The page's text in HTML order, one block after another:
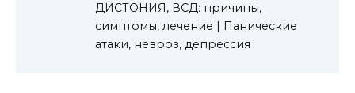
ДИСТОНИЯ, ВСД: причины,
симптомы, лечение | Панические
атаки, невроз, депрессия